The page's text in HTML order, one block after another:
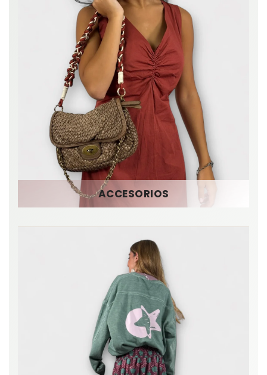
ACCESORIOS